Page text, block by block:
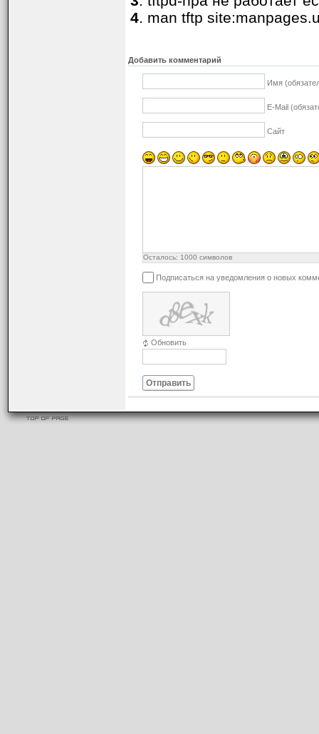
4 . man tftp
Добавить комментарий
Имя
E-Mail
Сайт
Осталось: 1000 символов
Подписаться на уведомления о новых
Обновить
Отправить